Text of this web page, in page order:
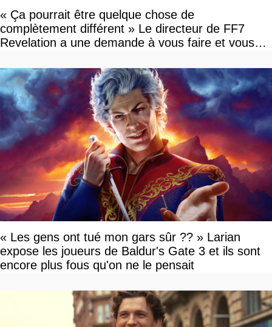
« Ça pourrait être quelque chose de
complètement différent » Le directeur de FF7
Revelation a une demande à vous faire et vous
« Les gens ont tué mon gars sûr ?? » Larian
expose les joueurs de Baldur's Gate 3 et ils sont
encore plus fous qu'on ne le pensait